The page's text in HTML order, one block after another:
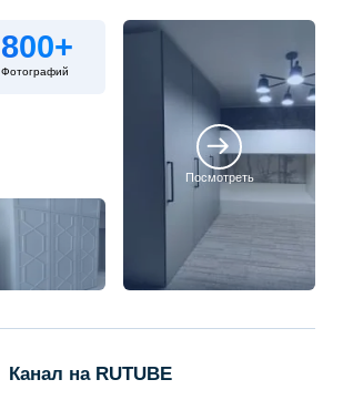
800+
Фотографий
Посмотреть
Канал на RUTUBE